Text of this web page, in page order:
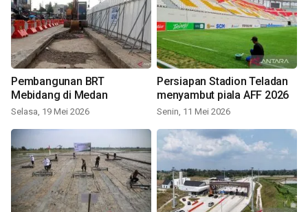
Pembangunan BRT
Mebidang di Medan
Selasa, 19 Mei 2026
Persiapan Stadion Teladan
menyambut piala AFF 2026
Senin, 11 Mei 2026